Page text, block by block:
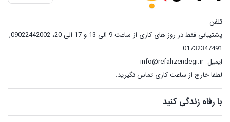
تلفن
پشتیبانی فقط در روز های کاری از ساعت 9 الی 13 و 17 الی 20، 09022442002
,
01732347491
ایمیلinfo@refahzendegi.ir
لطفا خارج از ساعت کاری تماس نگیرید.
با رفاه زندگی کنید